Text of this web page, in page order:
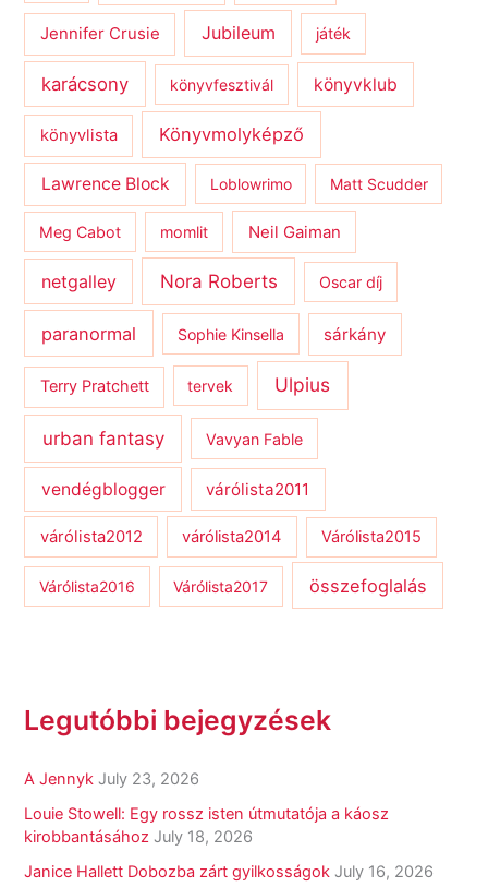
Jennifer Crusie Jubileum játék
karácsony könyvfesztivál könyvklub
könyvlista Könyvmolyképző
Lawrence Block Loblowrimo Matt Scudder
Meg Cabot momlit Neil Gaiman
netgalley Nora Roberts Oscar díj
paranormal Sophie Kinsella sárkány
Terry Pratchett tervek Ulpius
urban fantasy Vavyan Fable
vendégblogger várólista2011
várólista2012 várólista2014 Várólista2015
Várólista2016 Várólista2017 összefoglalás
Legutóbbi bejegyzések
A Jennyk July 23, 2026
Louie Stowell: Egy ​rossz isten útmutatója a káosz
kirobbantásához July 18, 2026
Janice Hallett Dobozba zárt gyilkosságok July 16, 2026